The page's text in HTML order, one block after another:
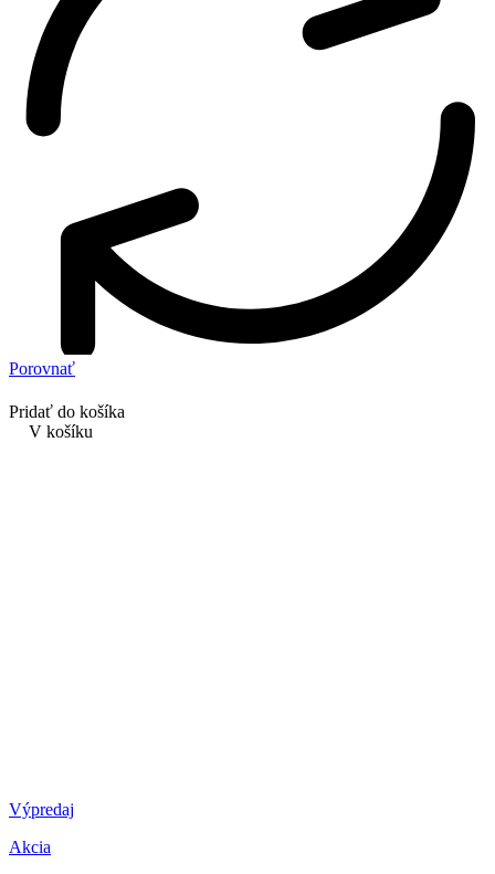
Porovnať
Pridať do košíka
V košíku
Výpredaj
Akcia